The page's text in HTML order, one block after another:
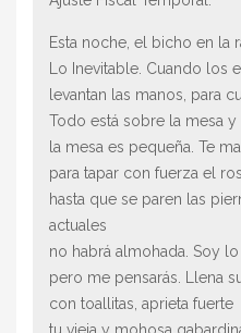
Esta noche, el bicho en la
Lo Inevitable. Cuando los
levantan las manos, para
Todo está sobre la mesa y
la mesa es pequeña. Te
para tapar con fuerza el
hasta que se paren las
actuales
no habrá almohada. Soy
pero me pensarás. Llena
con toallitas, aprieta fuerte